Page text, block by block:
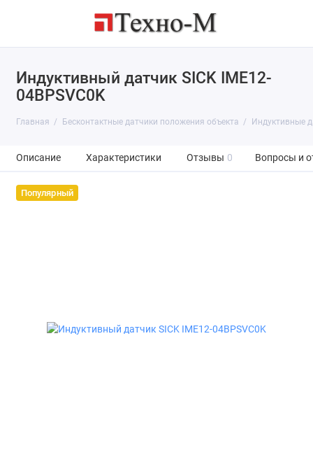
Индуктивный датчик SICK IME12-
04BPSVC0K
Главная Бесконтактные датчики положения объекта Индуктивные
Описание Характеристики Отзывы 0 Вопросы и
Популярный